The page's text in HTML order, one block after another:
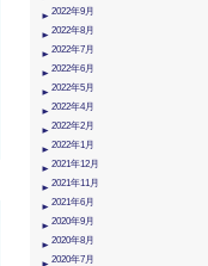
2022年9月
2022年8月
2022年7月
2022年6月
2022年5月
2022年4月
2022年2月
2022年1月
2021年12月
2021年11月
2021年6月
2020年9月
2020年8月
2020年7月